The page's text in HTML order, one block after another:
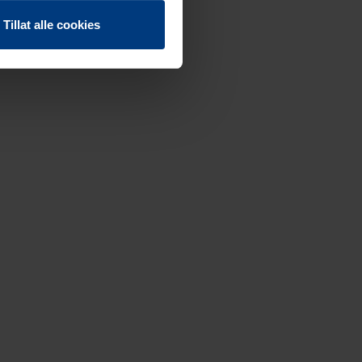
Tillat alle cookies